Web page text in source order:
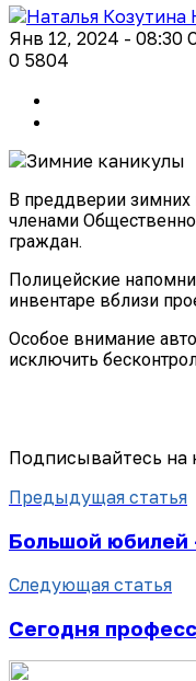
Янв 12, 2024 - 08:30
0 5804
В преддверии
членами
граждан.
Полицейские
инвентаре вблизи
Особое внимание
исключить
Подписывайтесь на
Предыдущая статья
Большой юбилей
Следующая статья
Сегодня